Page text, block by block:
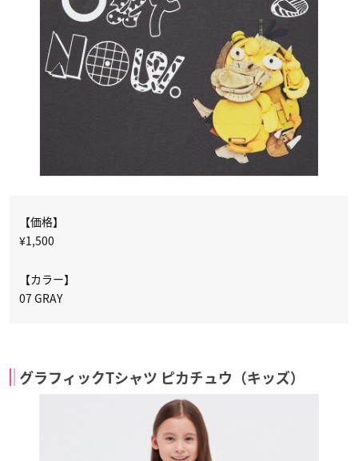
【価格】
¥1,500
【カラー】
07 GRAY
グラフィックTシャツ ピカチュウ（キッズ）